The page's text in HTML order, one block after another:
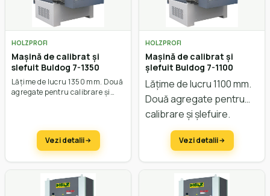
HOLZPROFI
Mașină de calibrat și
slefuit Buldog 7-1350
Lățime de lucru 1350 mm. Două
agregate pentru calibrare și
Vezi detalii
HOLZPROFI
Mașină de calibrat și
șlefuit Buldog 7-1100
Lățime de lucru 1100 mm.
Două agregate pentru
calibrare și șlefuire.
Pentru lemn/MDF și
opțional furnir și lac. Cu
masă fixă.
Vezi detalii